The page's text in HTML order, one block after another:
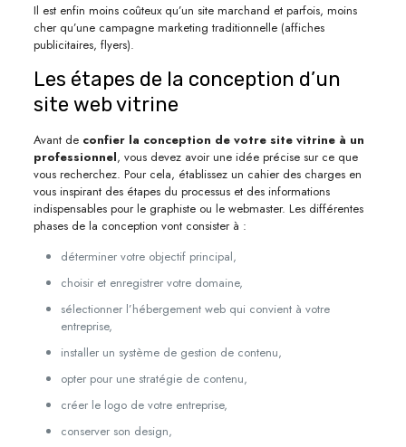
Il est enfin moins coûteux qu’un site marchand et parfois, moins
cher qu’une campagne marketing traditionnelle (affiches
publicitaires, flyers).
Les étapes de la conception d’un
site web vitrine
Avant de confier la conception de votre site vitrine à un
professionnel, vous devez avoir une idée précise sur ce que
vous recherchez. Pour cela, établissez un cahier des charges en
vous inspirant des étapes du processus et des informations
indispensables pour le graphiste ou le webmaster. Les différentes
phases de la conception vont consister à :
déterminer votre objectif principal,
choisir et enregistrer votre domaine,
sélectionner l’hébergement web qui convient à votre
entreprise,
installer un système de gestion de contenu,
opter pour une stratégie de contenu,
créer le logo de votre entreprise,
conserver son design,